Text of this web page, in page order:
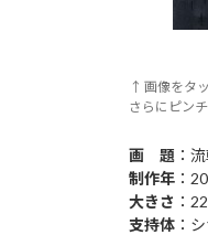
↑ 画像をタ
さらにピン
画 題 ：
制作年 ：
大きさ ：
支持体 ：